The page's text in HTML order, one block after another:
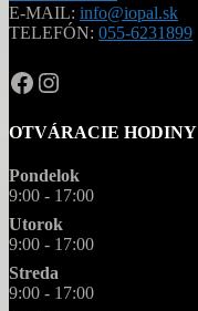
E-MAIL: info@iopal.sk
TELEFÓN: 055-6231899
OPAL.drahokamy
opal.drahokamy
OTVÁRACIE HODINY
Pondelok
9:00 - 17:00
Utorok
9:00 - 17:00
Streda
9:00 - 17:00